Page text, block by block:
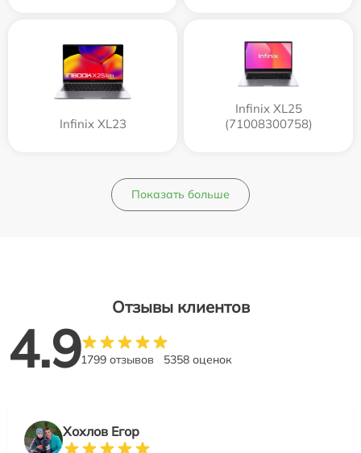
Infinix XL23
Infinix XL25
(71008300758)
Показать больше
Отзывы клиентов
4.91799 отзывов 5358 оценок
Хохлов Егор